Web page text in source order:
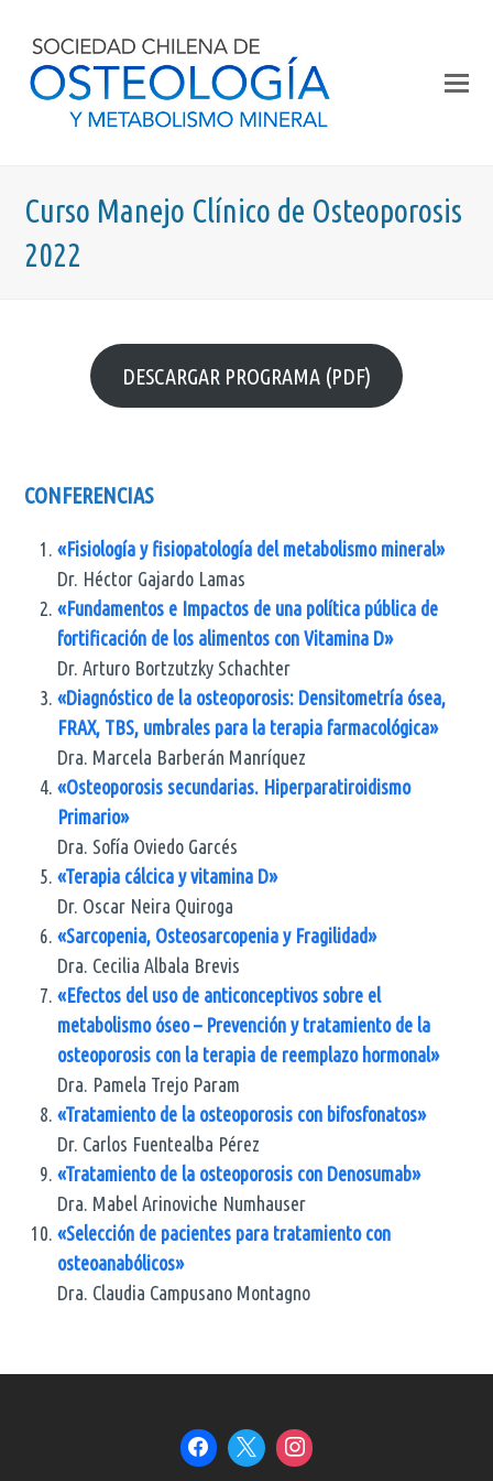
Curso Manejo Clínico de Osteoporosis
2022
DESCARGAR PROGRAMA (PDF)
CONFERENCIAS
«Fisiología y fisiopatología del metabolismo mineral»
Dr. Héctor Gajardo Lamas
«Fundamentos e Impactos de una política pública de
fortificación de los alimentos con Vitamina D»
Dr. Arturo Bortzutzky Schachter
«Diagnóstico de la osteoporosis: Densitometría ósea,
FRAX, TBS, umbrales para la terapia farmacológica»
Dra. Marcela Barberán Manríquez
«Osteoporosis secundarias. Hiperparatiroidismo
Primario»
Dra. Sofía Oviedo Garcés
«Terapia cálcica y vitamina D»
Dr. Oscar Neira Quiroga
«Sarcopenia, Osteosarcopenia y Fragilidad»
Dra. Cecilia Albala Brevis
«Efectos del uso de anticonceptivos sobre el
metabolismo óseo – Prevención y tratamiento de la
osteoporosis con la terapia de reemplazo hormonal»
Dra. Pamela Trejo Param
«Tratamiento de la osteoporosis con bifosfonatos»
Dr. Carlos Fuentealba Pérez
«Tratamiento de la osteoporosis con Denosumab»
Dra. Mabel Arinoviche Numhauser
«Selección de pacientes para tratamiento con
osteoanabólicos»
Dra. Claudia Campusano Montagno